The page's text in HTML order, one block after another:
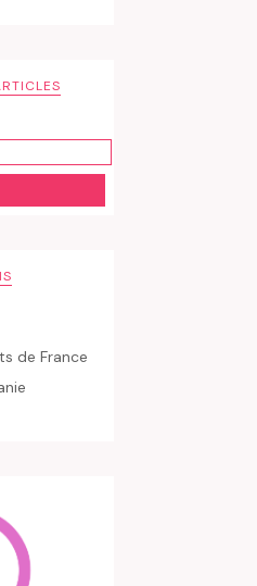
de France